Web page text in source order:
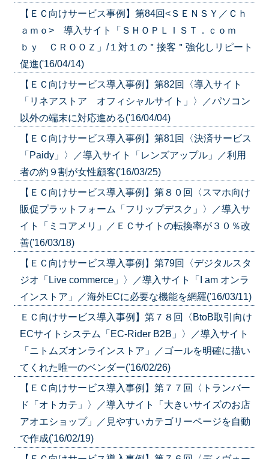
【ＥＣ向けサービス事例】第84回<ＳＥＮＳＹ／Ｃｈ
ａｍｏ> 導入サイト「ＳＨＯＰＬＩＳＴ．ｃｏｍ
ｂｙ ＣＲＯＯＺ」/１対１の＂接客＂強化しリピート
促進('16/04/14)
【ＥＣ向けサービス導入事例】第82回〈導入サイト
「リネアストア オフィシャルサイト」〉／パソコン
以外の端末に対応進める('16/04/04)
【ＥＣ向けサービス導入事例】第81回〈決済サービス
「Paidy」〉／導入サイト「レンズアップル」／利用
者の約９割が女性顧客('16/03/25)
【ＥＣ向けサービス導入事例】第８０回〈スマホ向け
販促プラットフォーム「フリップデスク」〉／導入サ
イト「ミコアメリ」／ＥＣサイトの転換率が３０％改
善('16/03/18)
【ＥＣ向けサービス導入事例】第79回〈デジタルスタ
ジオ「Live commerce」〉／導入サイト「I am オンラ
インストア」／海外ECに必要な機能を網羅('16/03/11)
ＥＣ向けサービス導入事例】第７８回〈BtoB取引向け
ECサイトシステム「EC-Rider B2B」〉／導入サイト
「ニトムズオンラインストア」／ゴールを明確に描い
てくれた唯一のベンダー('16/02/26)
【ＥＣ向けサービス導入事例】第７７回〈トランバー
ド「オトカテ」〉／導入サイト「大きいサイズのお店
アオエショップ」／見やすいカテゴリーページを自動
で作成('16/02/19)